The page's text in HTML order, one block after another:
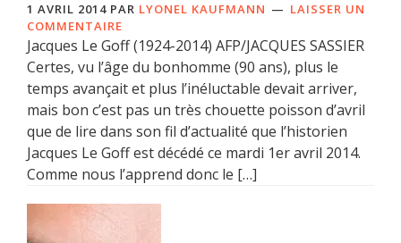
1 AVRIL 2014 PAR LYONEL KAUFMANN
LAISSER UN
COMMENTAIRE
Jacques Le Goff (1924-2014) AFP/JACQUES SASSIER
Certes, vu l’âge du bonhomme (90 ans), plus le
temps avançait et plus l’inéluctable devait arriver,
mais bon c’est pas un très chouette poisson d’avril
que de lire dans son fil d’actualité que l’historien
Jacques Le Goff est décédé ce mardi 1er avril 2014.
Comme nous l’apprend donc le […]